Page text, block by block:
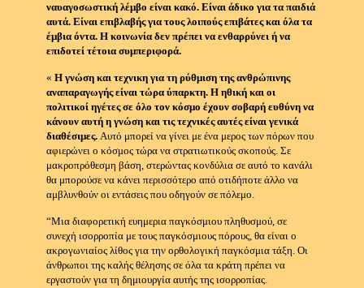
ναυαγοσωστική λέμβο είναι κακό. Είναι άδικο για τα παιδιά
αυτά. Είναι επιβλαβής για τους λοιπούς επιβάτες και όλα τα
έμβια όντα. Η κοινωνία δεν πρέπει να ενθαρρύνει ή να
επιδοτεί τέτοια συμπεριφορά.
« Η γνώση και τεχνικη για τη ρύθμιση της ανθρώπινης
αναπαραγωγής είναι τώρα ύπαρκτη. Η ηθική και οι
πολιτικοί ηγέτες σε όλο τον κόσμο έχουν σοβαρή ευθύνη να
κάνουν αυτή η γνώση και τις τεχνικές αυτές είναι γενικά
διαθέσιμες. Αυτό μπορεί να γίνει με ένα μερος των πόρων που
αφιερώνει ο κόσμος τώρα να στρατιωτικούς σκοπούς. Σε
μακροπρόθεσμη βάση, στερώντας κονδύλια σε αυτό το κανάλι
θα μπορούσε να κάνει περισσότερο από οτιδήποτε άλλο να
αμβλυνθούν οι εντάσεις που οδηγούν σε πόλεμο.
“Μια διαφορετική ευημερια παγκόσμιου πληθυσμού, σε
συνεχή ισορροπία με τους παγκόσμιους πόρους, θα είναι ο
ακρογωνιαίος λίθος για την ορθολογική παγκόσμια τάξη. Οι
άνθρωποι της καλής θέλησης σε όλα τα κράτη πρέπει να
εργαστούν για τη δημιουργία αυτής της ισορροπίας.